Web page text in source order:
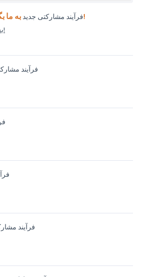
فرآیند مشارکتی جدیدبه ما بگویید چه فکر می کنید!
به ما بگویید چه فکر می کنید!
فرآیند
فرآیند